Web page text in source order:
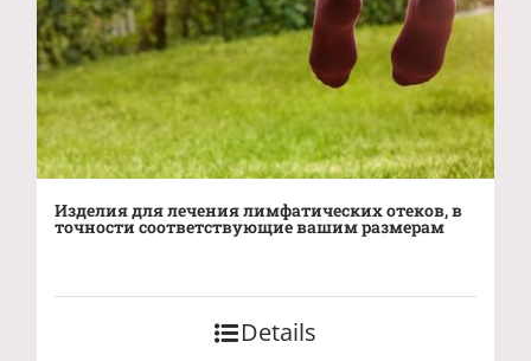
Изделия для лечения лимфатических отеков, в
точности соответствующие вашим размерам
Details